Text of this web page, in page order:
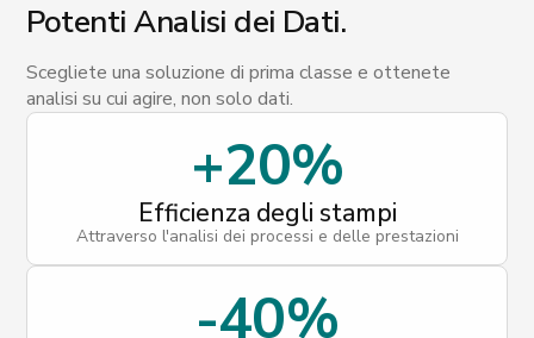
+20%
Efficienza degli stampi
Attraverso l'analisi dei processi e delle prestazioni
-40%
Potenti Analisi dei Dati.
Scegliete una soluzione di prima classe e ottenete
analisi su cui agire, non solo dati.